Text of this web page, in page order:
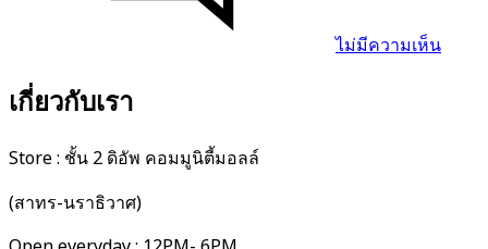
ไม่มีความเห็น
เกี่ยวกับเรา
Store : ชั้น 2 ดิอัพ คอมมูนิตี้มอลล์
(สาทร-นราธิวาศ)